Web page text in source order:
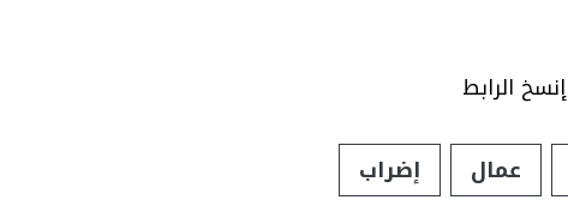
إنسخ الرابط
عمال إضراب